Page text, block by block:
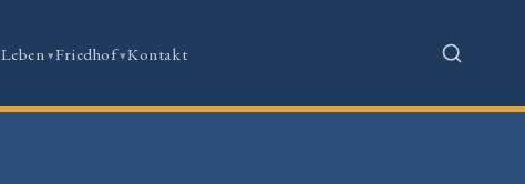
Friedhof Kontakt